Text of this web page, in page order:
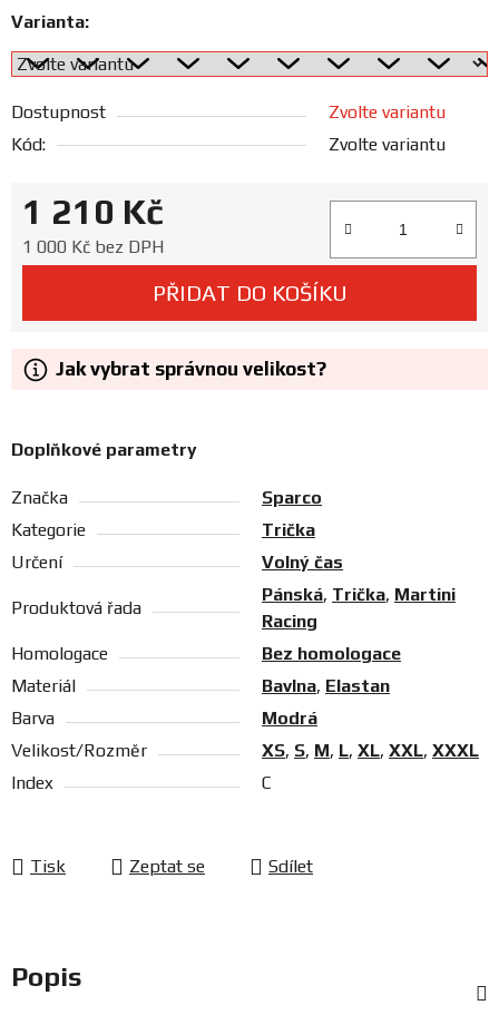
katalogy
Varianta:
Dostupnost
Zvolte variantu
Kód:
Zvolte variantu
1 210 Kč
1 000 Kč bez DPH
PŘIDAT DO KOŠÍKU
Jak vybrat správnou velikost?
Doplňkové parametry
Značka
Sparco
Kategorie
Trička
Určení
Volný čas
Produktová řada
Pánská, Trička, Martini
Racing
Homologace
Bez homologace
Materiál
Bavlna, Elastan
Barva
Modrá
Velikost/Rozměr
XS, S, M, L, XL, XXL, XXXL
Index
C
Tisk Zeptat se Sdílet
Popis